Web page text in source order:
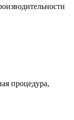
процедура,